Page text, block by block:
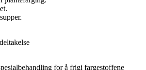
for å frigi fargestoffene